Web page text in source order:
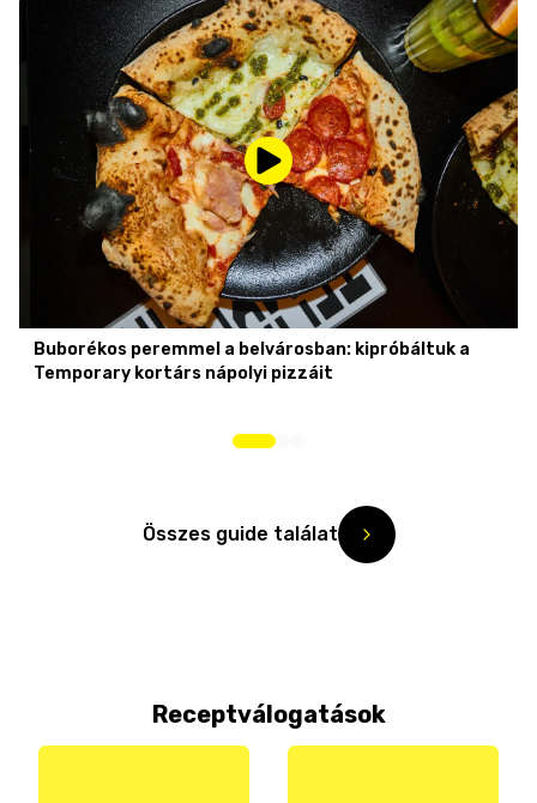
Buborékos peremmel a belvárosban: kipróbáltuk a
Temporary kortárs nápolyi pizzáit
Összes guide találat
Receptválogatások